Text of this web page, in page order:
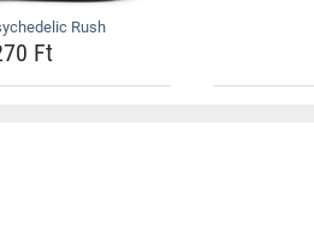
Rush
Ft